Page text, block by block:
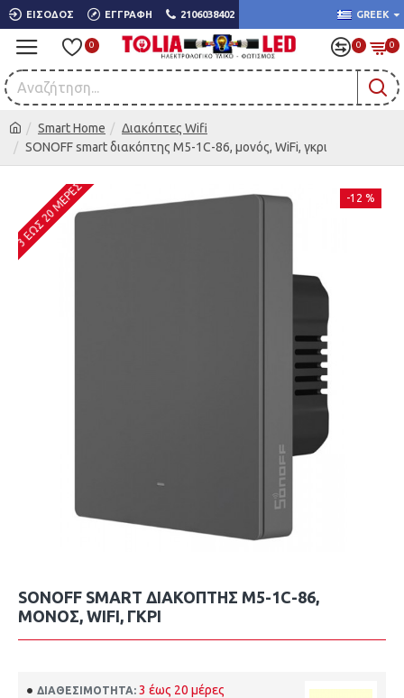
ΕΊΣΟΔΟΣ ΕΓΓΡΑΦΉ 2106038402 GREEK
0 0 0
Smart Home
Διακόπτες Wifi
SONOFF smart διακόπτης M5-1C-86, μονός, WiFi, γκρι
-12 %
3 ΈΩΣ 20 ΜΈΡΕΣ
SONOFF SMART ΔΙΑΚΌΠΤΗΣ M5-1C-86,
ΜΟΝΌΣ, WIFI, ΓΚΡΙ
ΔΙΑΘΕΣΙΜΌΤΗΤΑ: 3 έως 20 μέρες